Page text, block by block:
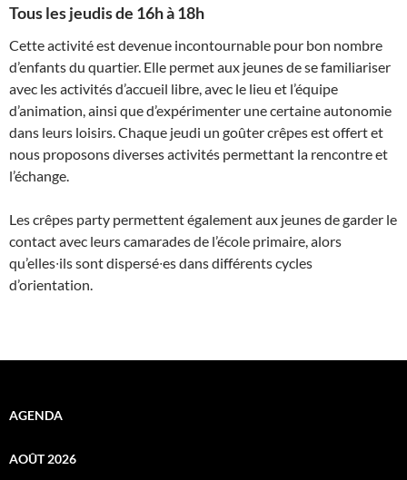
Tous les jeudis de 16h à 18h
Cette activité est devenue incontournable pour bon nombre
d’enfants du quartier. Elle permet aux jeunes de se familiariser
avec les activités d’accueil libre, avec le lieu et l’équipe
d’animation, ainsi que d’expérimenter une certaine autonomie
dans leurs loisirs. Chaque jeudi un goûter crêpes est offert et
nous proposons diverses activités permettant la rencontre et
l’échange.
Les crêpes party permettent également aux jeunes de garder le
contact avec leurs camarades de l’école primaire, alors
qu’elles∙ils sont dispersé∙es dans différents cycles
d’orientation.
AGENDA
AOÛT 2026